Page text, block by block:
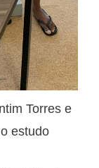
Torres e
estudo